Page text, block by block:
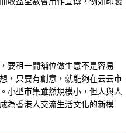
要租一間舖位做生意不是容易
，只要有創意，就能夠在云云市
小型市集雖然規模小，但人與人
為香港人交流生活文化的新模